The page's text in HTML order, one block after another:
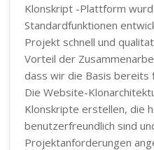
Klonskript -Plattform
Standardfunktionen
Projekt schnell und
Vorteil der
dass wir die Basis bereits
Die Website-
Klonskripte erstellen, die
benutzerfreundlich sind
Projektanforderungen